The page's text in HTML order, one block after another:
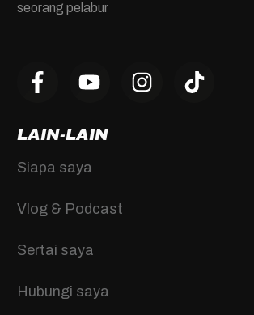
seorang pelabur
LAIN-LAIN
Siapa saya
Vlog & Podcast
Sertai saya
Hubungi saya